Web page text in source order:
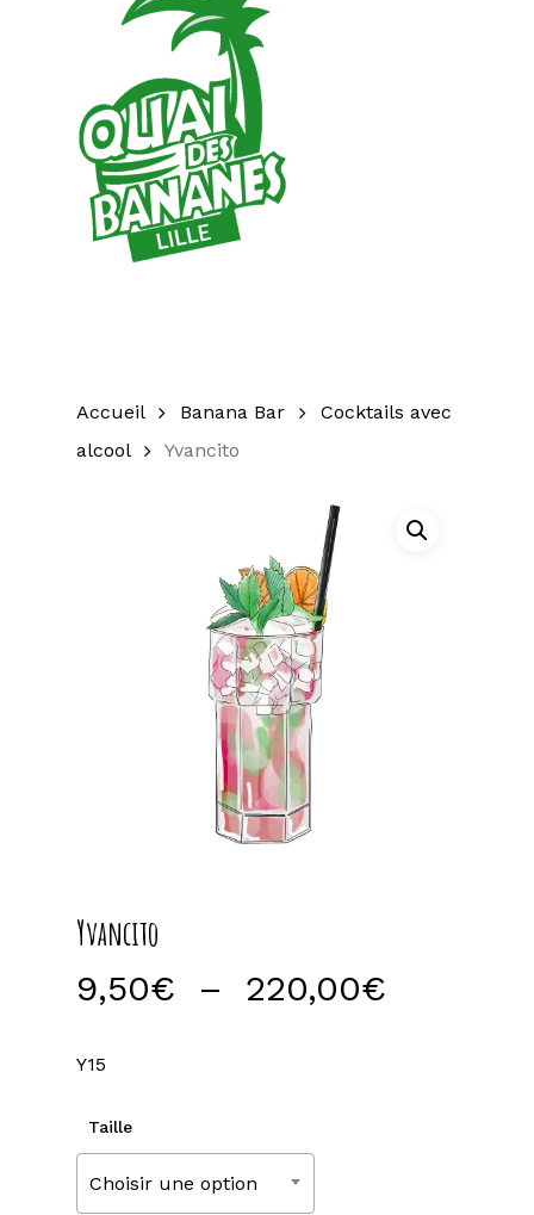
Accueil Banana Bar
Cocktails avec
alcool
Yvancito
Yvancito
9,50€ – 220,00€
Y15
Taille
Choisir une option